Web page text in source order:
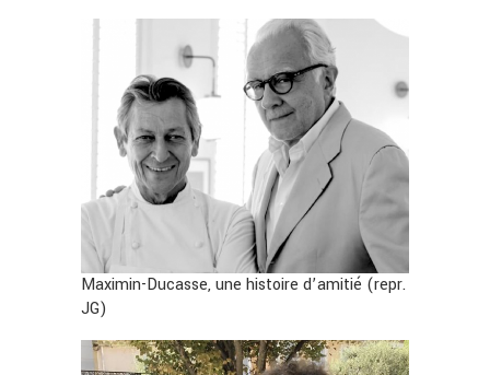
Maximin-Ducasse, une histoire d’amitié (repr.
JG)